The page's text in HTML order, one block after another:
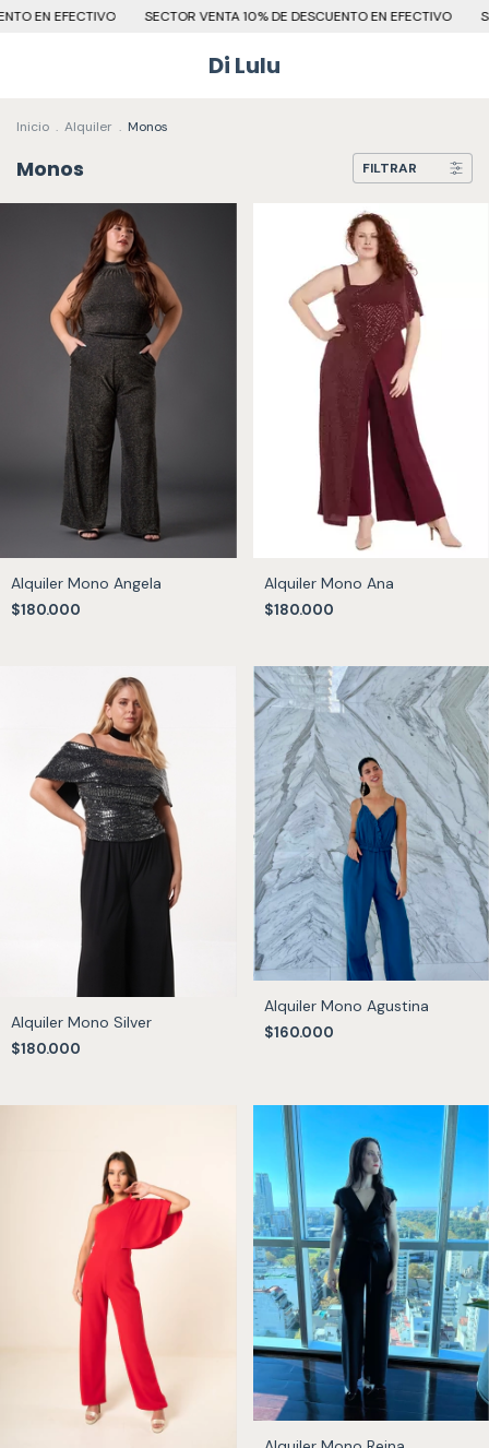
SECTOR VENTA 10% DE DESCUENTO EN EFECTIVO SECTOR
Di Lulu
Inicio . Alquiler . Monos
Monos FILTRAR
Alquiler Mono Angela
$180.000
Alquiler Mono Ana
$180.000
Alquiler Mono Silver
$180.000
Alquiler Mono Agustina
$160.000